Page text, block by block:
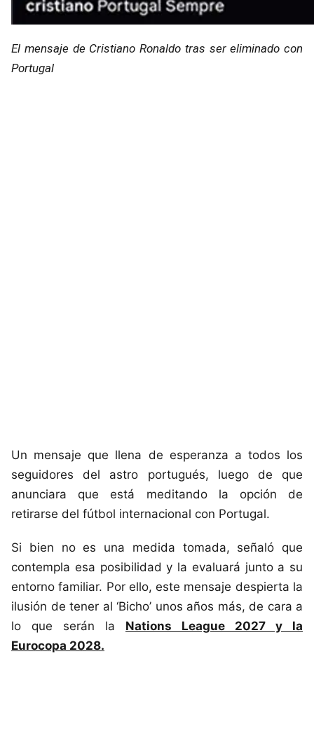
El mensaje de Cristiano Ronaldo tras ser eliminado con
Portugal
Un mensaje que llena de esperanza a todos los
seguidores del astro portugués, luego de que
anunciara que está meditando la opción de
retirarse del fútbol internacional con Portugal.
Si bien no es una medida tomada, señaló que
contempla esa posibilidad y la evaluará junto a su
entorno familiar. Por ello, este mensaje despierta la
ilusión de tener al ‘Bicho’ unos años más, de cara a
lo que serán la Nations League 2027 y la
Eurocopa 2028.